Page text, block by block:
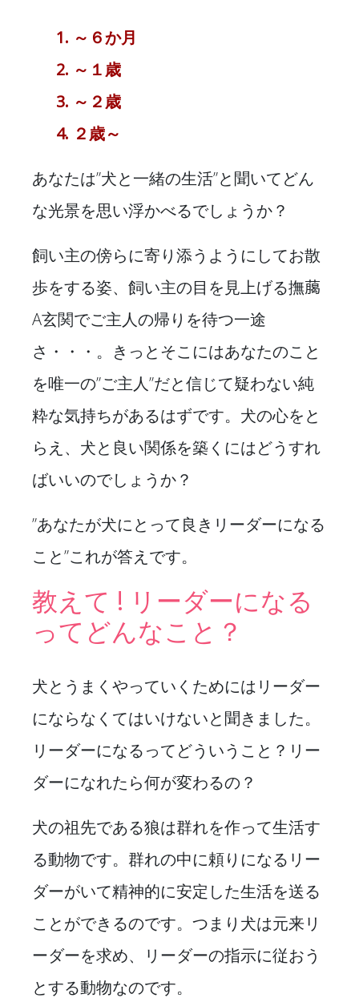
1. ～６か月
2. ～１歳
3. ～２歳
4. ２歳～
あなたは”犬と一緒の生活”と聞いてどん
な光景を思い浮かべるでしょうか？
飼い主の傍らに寄り添うようにしてお散
歩をする姿、飼い主の目を見上げる撫﨟
A玄関でご主人の帰りを待つ一途
さ・・・。きっとそこにはあなたのこと
を唯一の”ご主人”だと信じて疑わない純
粋な気持ちがあるはずです。犬の心をと
らえ、犬と良い関係を築くにはどうすれ
ばいいのでしょうか？
”あなたが犬にとって良きリーダーになる
こと”これが答えです。
教えて ! リーダーになる
ってどんなこと？
犬とうまくやっていくためにはリーダー
にならなくてはいけないと聞きました。
リーダーになるってどういうこと？リー
ダーになれたら何が変わるの？
犬の祖先である狼は群れを作って生活す
る動物です。群れの中に頼りになるリー
ダーがいて精神的に安定した生活を送る
ことができるのです。つまり犬は元来リ
ーダーを求め、リーダーの指示に従おう
とする動物なのです。